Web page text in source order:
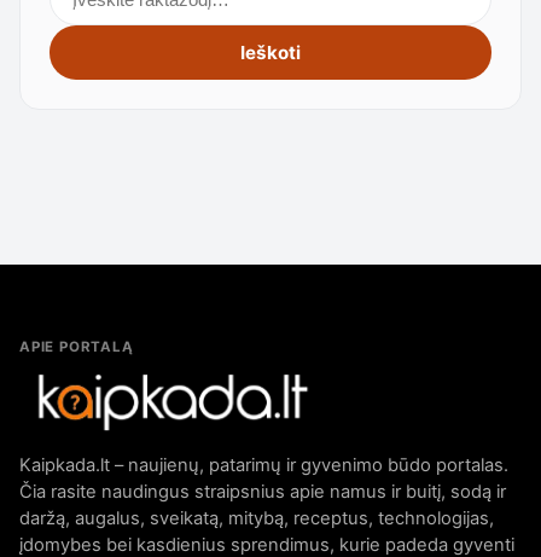
Ieškoti
APIE PORTALĄ
Kaipkada.lt – naujienų, patarimų ir gyvenimo būdo portalas.
Čia rasite naudingus straipsnius apie namus ir buitį, sodą ir
daržą, augalus, sveikatą, mitybą, receptus, technologijas,
įdomybes bei kasdienius sprendimus, kurie padeda gyventi